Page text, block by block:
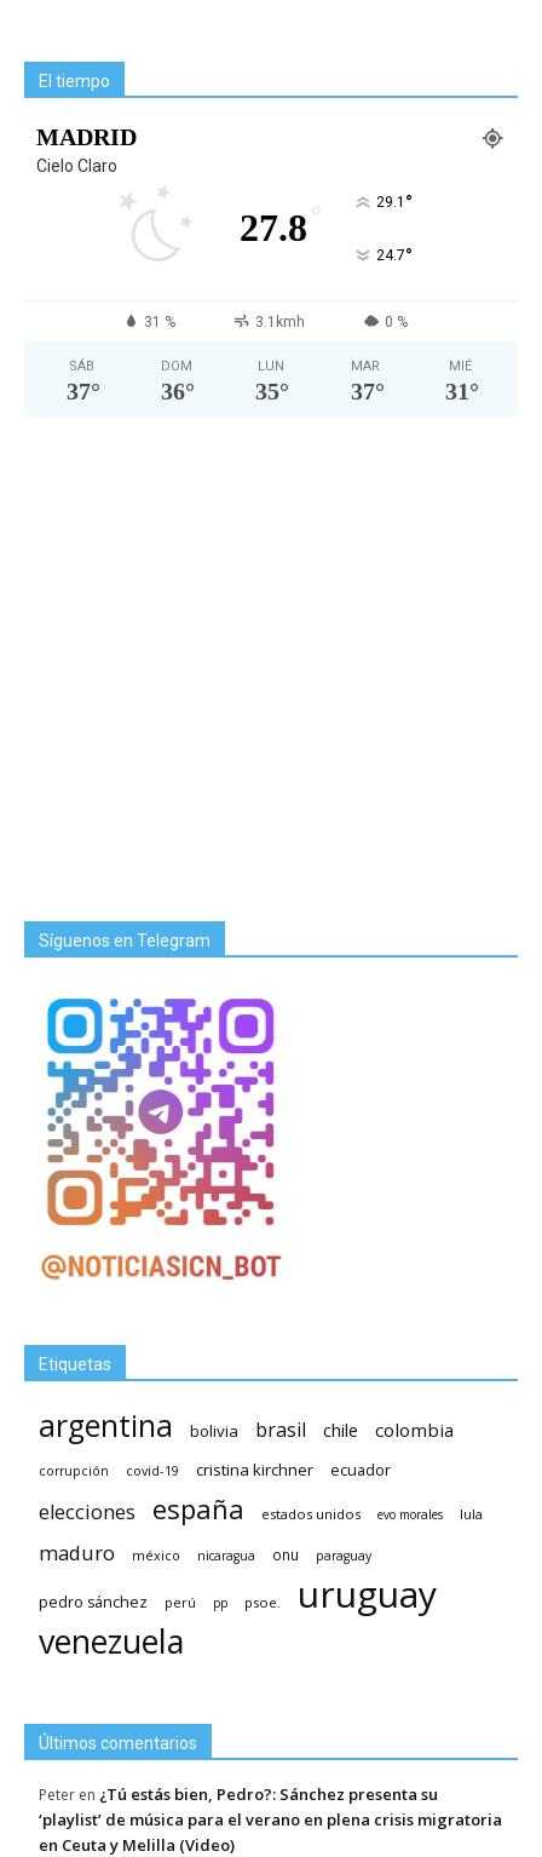
El tiempo
MADRID
Cielo Claro
27.8 ° 29.1 °
24.7°
31 % 3.1kmh 0 %
SÁB
37°
DOM
36°
LUN
35°
MAR
37°
MIÉ
31°
Síguenos en Telegram
Etiquetas
argentina bolivia brasil chile colombia
corrupción covid-19 cristina kirchner ecuador
elecciones españa estados unidos evo morales lula
maduro méxico nicaragua onu paraguay
pedro sánchez perú pp psoe. uruguay
venezuela
Últimos comentarios
Peter en ¿Tú estás bien, Pedro?: Sánchez presenta su
‘playlist’ de música para el verano en plena crisis migratoria
en Ceuta y Melilla (Video)